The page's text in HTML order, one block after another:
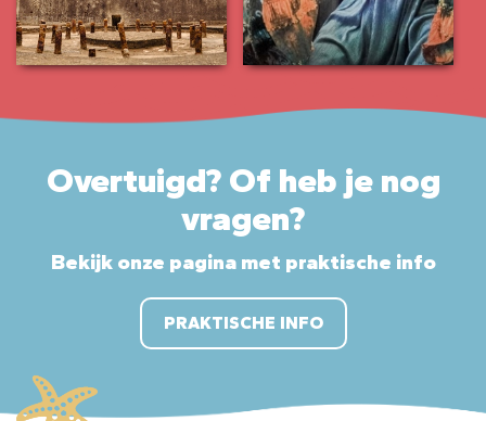
Overtuigd? Of heb je nog
vragen?
Bekijk onze pagina met praktische info
PRAKTISCHE INFO